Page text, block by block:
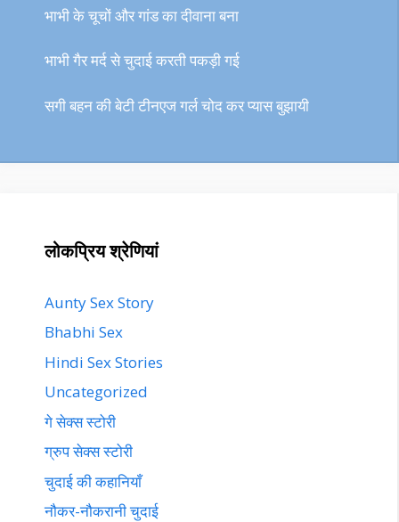
भाभी के चूचों और गांड का दीवाना बना
भाभी गैर मर्द से चुदाई करती पकड़ी गई
सगी बहन की बेटी टीनएज गर्ल चोद कर प्यास बुझायी
लोकप्रिय श्रेणियां
Aunty Sex Story
Bhabhi Sex
Hindi Sex Stories
Uncategorized
गे सेक्स स्टोरी
ग्रुप सेक्स स्टोरी
चुदाई की कहानियाँ
नौकर-नौकरानी चुदाई